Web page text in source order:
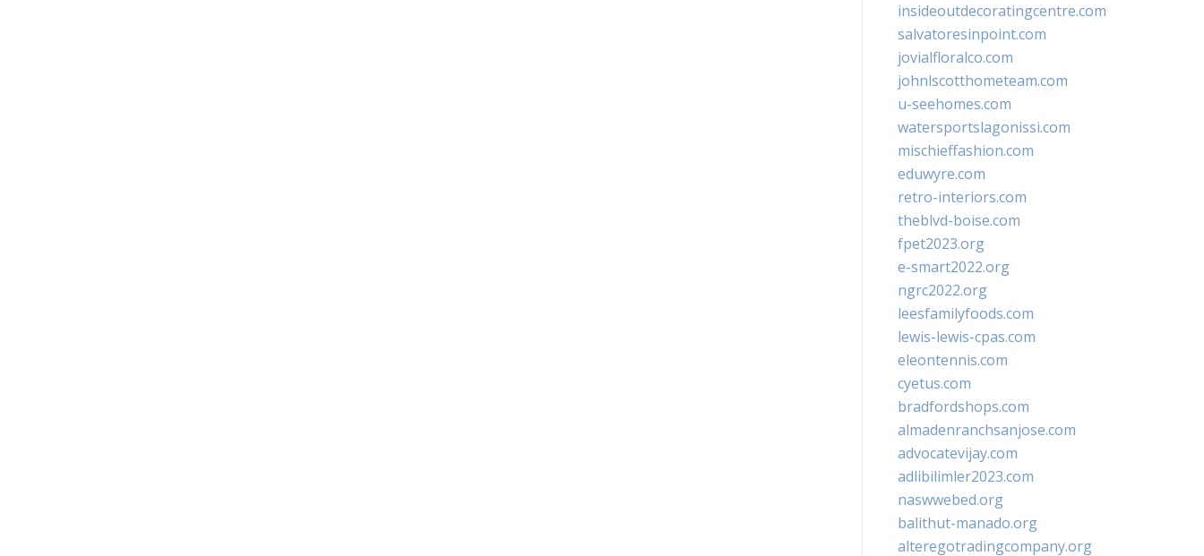
insideoutdecoratingcentre.com
salvatoresinpoint.com
jovialfloralco.com
johnlscotthometeam.com
u-seehomes.com
watersportslagonissi.com
mischieffashion.com
eduwyre.com
retro-interiors.com
theblvd-boise.com
fpet2023.org
e-smart2022.org
ngrc2022.org
leesfamilyfoods.com
lewis-lewis-cpas.com
eleontennis.com
cyetus.com
bradfordshops.com
almadenranchsanjose.com
advocatevijay.com
adlibilimler2023.com
naswwebed.org
balithut-manado.org
alteregotradingcompany.org